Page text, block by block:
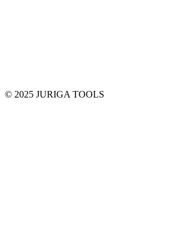
© 2025 JURIGA TOOLS